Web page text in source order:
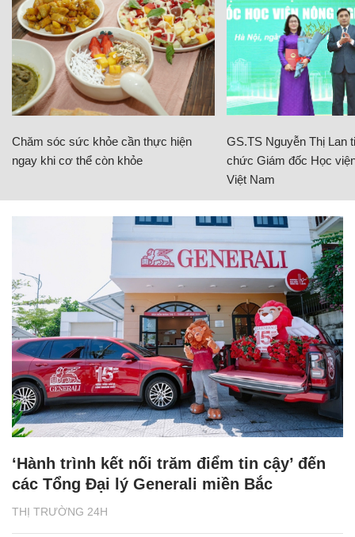
Chăm sóc sức khỏe cần thực hiện
ngay khi cơ thể còn khỏe
GS.TS Nguyễn Thị Lan
chức Giám đốc Học
Việt Nam
THỊ TRƯỜNG 24H
‘Hành trình kết nối trăm điểm tin cậy’ đến
các Tổng Đại lý Generali miền Bắc